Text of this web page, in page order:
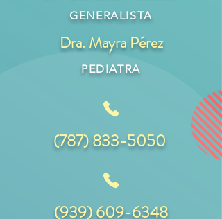
GENERALISTA
Dra. Mayra Pérez
PEDIATRA
(787) 833-5050
(939) 609-6348